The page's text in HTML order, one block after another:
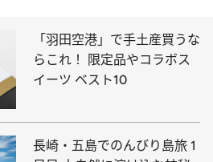
「羽田空港」で手土産買うな
らこれ！ 限定品やコラボス
イーツ ベスト10
長崎・五島でのんびり島旅 1